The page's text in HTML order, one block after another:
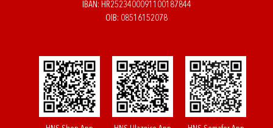
IBAN: HR2523400091100187844
OIB: 08516152078